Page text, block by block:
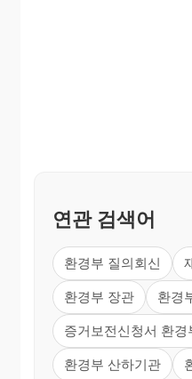
연관 검색어
환경부 질의회신
환경부 장관 환경
증거보전신청서 환경
환경부 산하기관